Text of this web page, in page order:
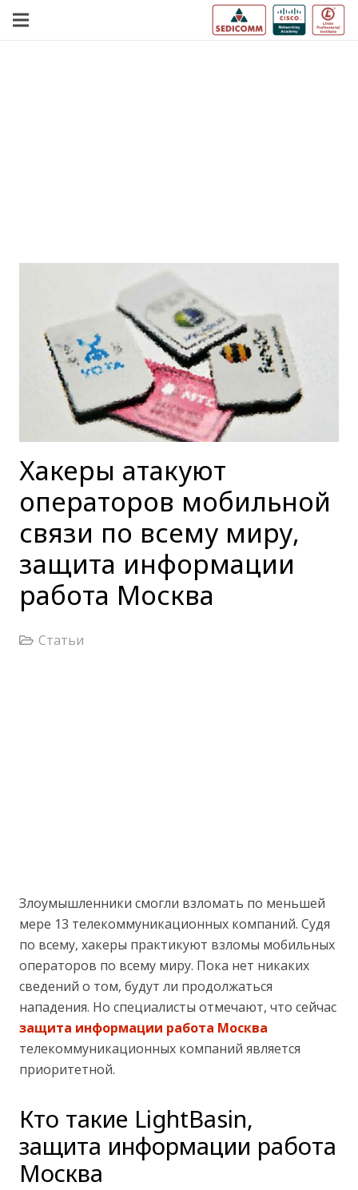
Хакеры атакуют
операторов мобильной
связи по всему миру,
защита информации
работа Москва
Статьи
Злоумышленники смогли взломать по меньшей
мере 13 телекоммуникационных компаний. Судя
по всему, хакеры практикуют взломы мобильных
операторов по всему миру. Пока нет никаких
сведений о том, будут ли продолжаться
нападения. Но специалисты отмечают, что сейчас
защита информации работа Москва
телекоммуникационных компаний является
приоритетной.
Кто такие LightBasin,
защита информации работа
Москва